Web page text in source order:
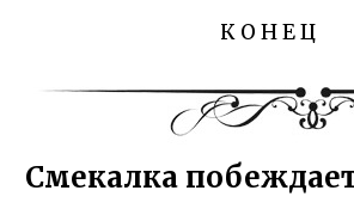
К О Н Е Ц
Смекалка